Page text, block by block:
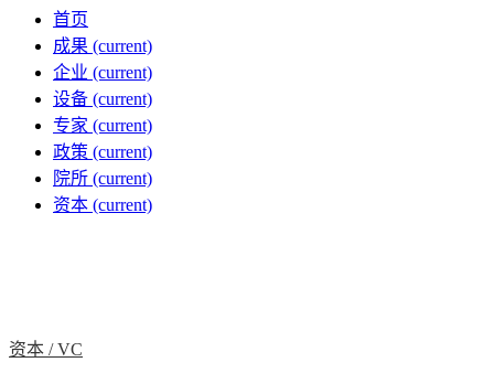
首页
成果 (current)
企业 (current)
设备 (current)
专家 (current)
政策 (current)
院所 (current)
资本 (current)
资本 /VC